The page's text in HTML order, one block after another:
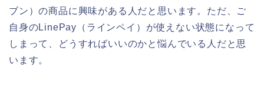
ブン）の商品に興味がある人だと思います。ただ、ご
自身のLinePay（ラインペイ）が使えない状態になって
しまって、どうすればいいのかと悩んでいる人だと思
います。